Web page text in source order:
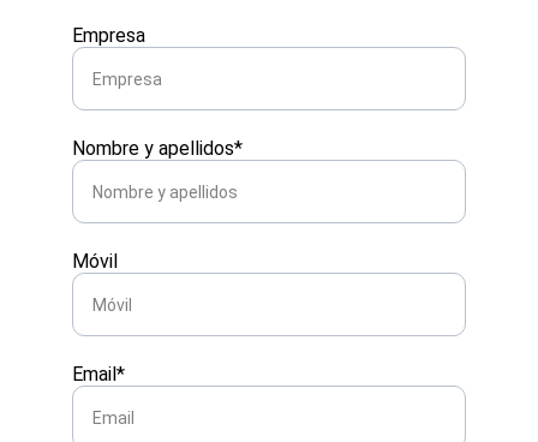
Empresa
Nombre y apellidos*
Móvil
Email*